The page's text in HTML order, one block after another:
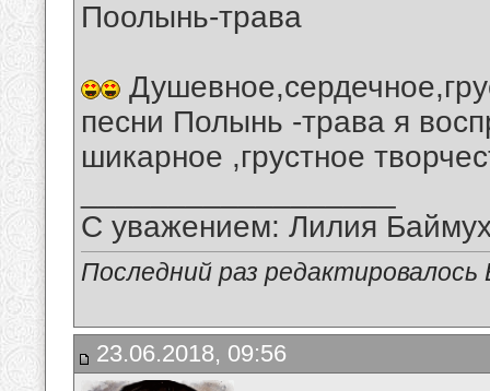
Поолынь-трава
песни Полынь -трава я
шикарное ,грустное
С уважением: Лилия
Последний раз
23.06.2018, 09:56